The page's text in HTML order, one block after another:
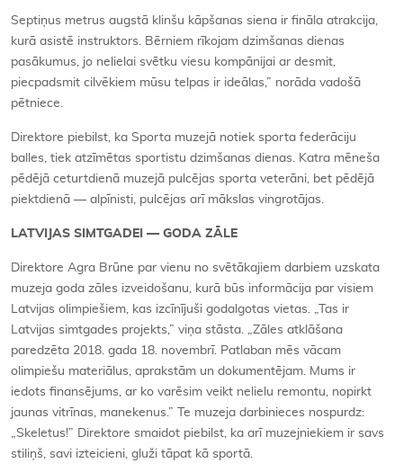
Septiņus metrus augstā klinšu kāpšanas siena ir fināla atrakcija,
kurā asistē instruktors. Bērniem rīkojam dzimšanas dienas
pasākumus, jo nelielai svētku viesu kompānijai ar desmit,
piecpadsmit cilvēkiem mūsu telpas ir ideālas,” norāda vadošā
pētniece.
Direktore piebilst, ka Sporta muzejā notiek sporta federāciju
balles, tiek atzīmētas sportistu dzimšanas dienas. Katra mēneša
pēdējā ceturtdienā muzejā pulcējas sporta veterāni, bet pēdējā
piektdienā — alpīnisti, pulcējas arī mākslas vingrotājas.
LATVIJAS SIMTGADEI — GODA ZĀLE
Direktore Agra Brūne par vienu no svētākajiem darbiem uzskata
muzeja goda zāles izveidošanu, kurā būs informācija par visiem
Latvijas olimpiešiem, kas izcīnījuši godalgotas vietas. „Tas ir
Latvijas simtgades projekts,” viņa stāsta. „Zāles atklāšana
paredzēta 2018. gada 18. novembrī. Patlaban mēs vācam
olimpiešu materiālus, aprakstām un dokumentējam. Mums ir
iedots finansējums, ar ko varēsim veikt nelielu remontu, nopirkt
jaunas vitrīnas, manekenus.” Te muzeja darbinieces nospurdz:
„Skeletus!” Direktore smaidot piebilst, ka arī muzejniekiem ir savs
stiliņš, savi izteicieni, gluži tāpat kā sportā.